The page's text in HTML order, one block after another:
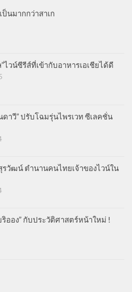
ป็นมากกว่าสาเก
”ไวน์ซีรีส์ที่เข้ากับอาหารเอเชียได้ดี
ดาวี” ปรับโฉมรุ่นไพรเวท ซีเลคชั่น
รวัฒน์ ตำนานคนไทยเจ้าของไวน์ใน
ริออง” กับประวัติศาสตร์หน้าใหม่ !